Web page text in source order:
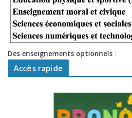
Des enseignements optionnels :
Accès rapide